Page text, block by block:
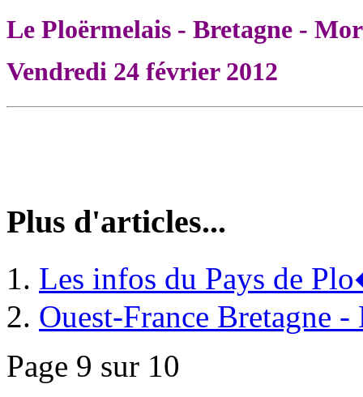
Le Ploërmelais - Bretagne -
Vendredi 24 février 2012
Plus d'articles...
Les infos du Pays de
Ouest-France Bretagne
Page 9 sur 10